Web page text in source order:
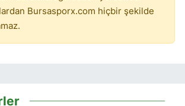
Bursasporx.com hiçbir şekilde